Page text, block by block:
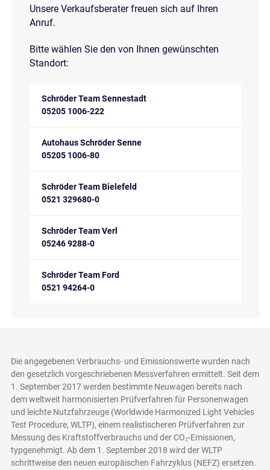
Unsere Verkaufsberater freuen sich auf Ihren
Anruf.
Bitte wählen Sie den von Ihnen gewünschten
Standort:
Schröder Team Sennestadt
05205 1006-222
Autohaus Schröder Senne
05205 1006-80
Schröder Team Bielefeld
0521 329680-0
Schröder Team Verl
05246 9288-0
Schröder Team Ford
0521 94264-0
Die angegebenen Verbrauchs- und Emissionswerte wurden nach
den gesetzlich vorgeschriebenen Messverfahren ermittelt. Seit dem
1. September 2017 werden bestimmte Neuwagen bereits nach
dem weltweit harmonisierten Prüfverfahren für Personenwagen
und leichte Nutzfahrzeuge (Worldwide Harmonized Light Vehicles
Test Procedure, WLTP), einem realistischeren Prüfverfahren zur
Messung des Kraftstoffverbrauchs und der CO₂-Emissionen,
typgenehmigt. Ab dem 1. September 2018 wird der WLTP
schrittweise den neuen europäischen Fahrzyklus (NEFZ) ersetzen.